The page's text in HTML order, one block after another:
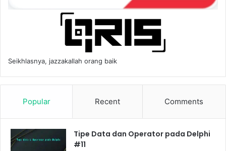
Seikhlasnya, jazzakallah orang baik
Popular Recent Comments
Tipe Data dan Operator pada Delphi
#11